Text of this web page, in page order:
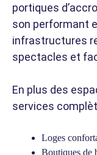
portiques
son performant
infrastructures
spectacles et
En plus des
services
Loges
Boutiques de